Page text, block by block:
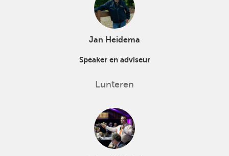
Jan Heidema
Speaker en adviseur
Lunteren